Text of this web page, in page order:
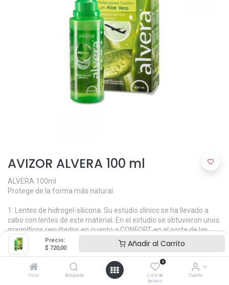
Precio:
$ 720,00 Añadir al Carrito
Inicio Búsqueda
0
Lista de
deseos
Cuenta
AVIZOR ALVERA 100 ml
ALVERA 100ml
Protege de la forma más natural.
1. Lentes de hidrogel-silicona. Su estudio clínico se ha llevado a
cabo con lentes de este material. En el estudio se obtuvieron unos
magníficos resultados en cuanto a CONFORT en el porte de las
lentes de contacto de hidrogel-silicona y SATISFACCIÓN tras el uso
de Alvera.
2. Por el uso de lentes de contacto puede alterar la fisiología del
tejido ocular pudiéndose crear espacios intercelulares por los que